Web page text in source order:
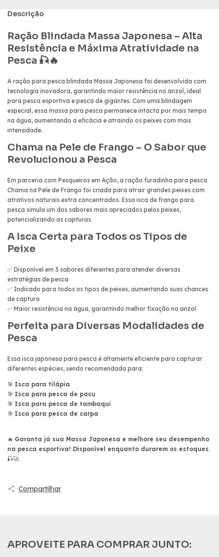
Descrição
Ração Blindada Massa Japonesa – Alta
Resistência e Máxima Atratividade na
Pesca 🎣🔥
A ração para pesca blindada Massa Japonesa foi desenvolvida com
tecnologia inovadora, garantindo maior resistência no anzol, ideal
para pesca esportiva e pesca de gigantes. Com uma blindagem
especial, essa massa para pesca permanece intacta por mais tempo
na água, aumentando a eficácia e atraindo os peixes com mais
intensidade.
Chama na Pele de Frango – O Sabor que
Revolucionou a Pesca
Em parceria com Pesqueiros em Ação, a ração furadinha para pesca
Chama na Pele de Frango foi criada para atrair grandes peixes com
atrativos naturais extra concentrados. Essa isca de frango para
pesca simula um dos sabores mais apreciados pelos peixes,
potencializando as capturas.
A Isca Certa para Todos os Tipos de
Peixe
✅ Disponível em 3 sabores diferentes para atender diversas
estratégias de pesca
✅ Indicado para todos os tipos de peixes, aumentando suas chances
de captura
✅ Maior resistência na água, garantindo melhor fixação no anzol
Perfeita para Diversas Modalidades de
Pesca
Essa isca japonesa para pesca é altamente eficiente para capturar
diferentes espécies, sendo recomendada para:
🎯 Isca para tilápia
🎯 Isca para pesca de pacu
🎯 Isca para pesca de tambaqui
🎯 Isca para pesca de carpa
🔥 Garanta já sua Massa Japonesa e melhore seu desempenho
na pesca esportiva! Disponível enquanto durarem os estoques.
🎣🚀
Compartilhar
APROVEITE PARA COMPRAR JUNTO: